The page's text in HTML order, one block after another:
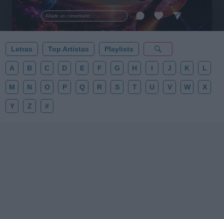
Añadir un comentario ...
al firmamento y siente la gravedad cero. 💾 ¡Guarda
esta colección para tu próxima noche estrellada!
✨⭐
Letras Top Artistas Playlists
A B C D E F G H I J K L
M N O P Q R S T U V W X
Y Z #